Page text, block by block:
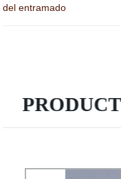
del entramado